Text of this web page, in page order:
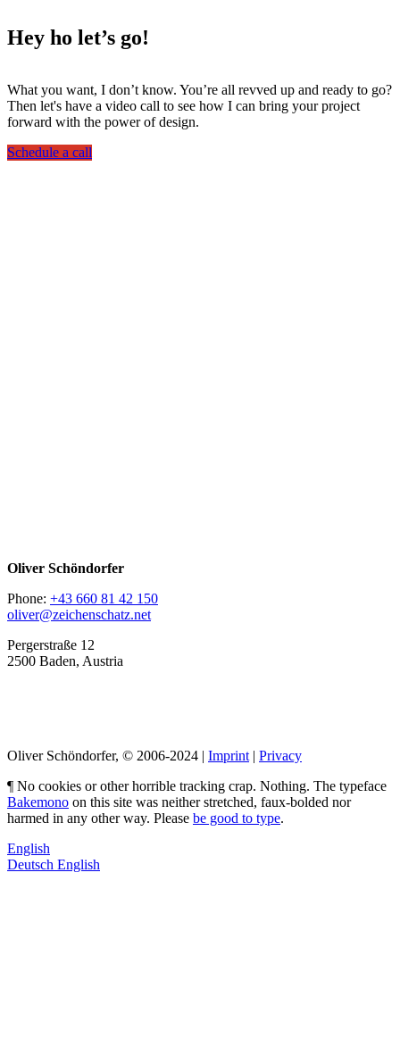
Hey ho let’s go!
What you want, I don’t know. You’re all revved up and ready to go?
Then let's have a video call to see how I can bring your project
forward with the power of design.
Schedule a call
Oliver Schöndorfer
Phone: +43 660 81 42 150
oliver@zeichenschatz.net
Pergerstraße 12
2500 Baden, Austria
Oliver Schöndorfer, © 2006-2024 | Imprint | Privacy
¶ No cookies or other horrible tracking crap. Nothing. The typeface
Bakemono on this site was neither stretched, faux-bolded nor
harmed in any other way. Please be good to type.
English
Deutsch English